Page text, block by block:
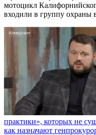
мотоцикл
входили в группу
практики», которых не
как назначают